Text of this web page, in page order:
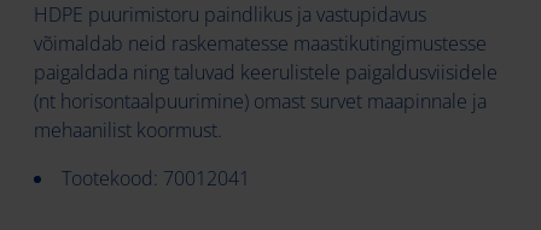
HDPE puurimistoru paindlikus ja vastupidavus
võimaldab neid raskematesse maastikutingimustesse
paigaldada ning taluvad keerulistele paigaldusviisidele
(nt horisontaalpuurimine) omast survet maapinnale ja
mehaanilist koormust.
Tootekood: 70012041